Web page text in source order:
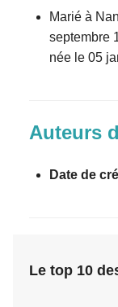
Marié à
septembre
née le 05
Auteurs
Date de
Le top 10